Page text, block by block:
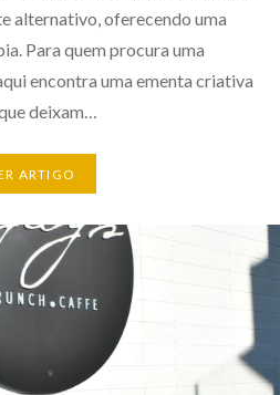
alternativo, oferecendo uma
Para quem procura uma
encontra uma ementa criativa
deixam…
ARTIGO